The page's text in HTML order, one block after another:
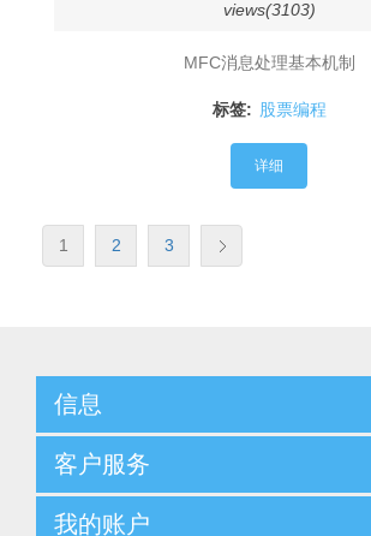
views(3103)
MFC消息处理基本机制
标签: 股票编程
详细
1 2 3
信息
客户服务
我的账户